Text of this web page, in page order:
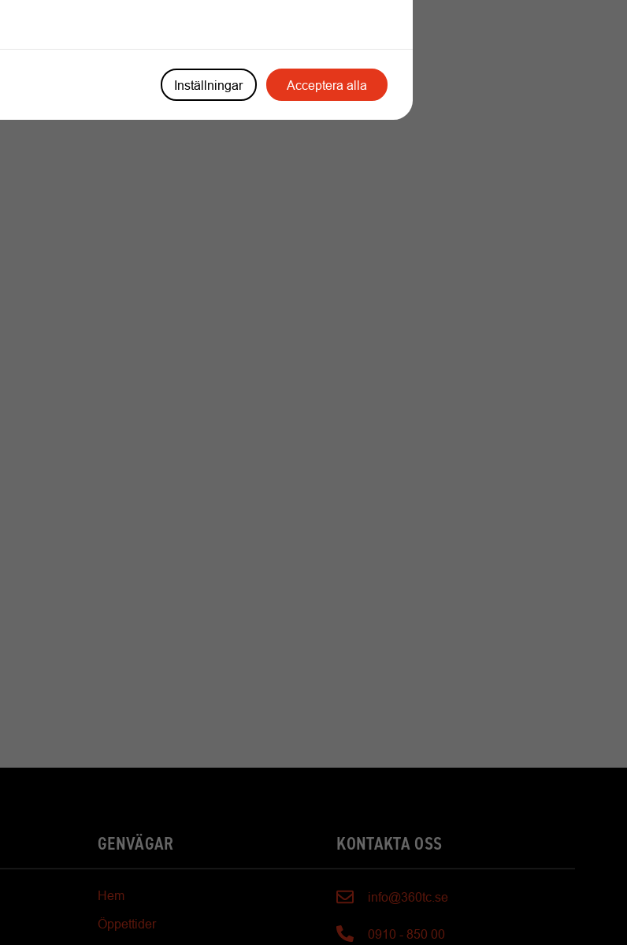
GENVÄGAR
Hem
Öppettider
KONTAKTA OSS
info@360tc.se
0910 - 850 00
Inställningar Acceptera alla